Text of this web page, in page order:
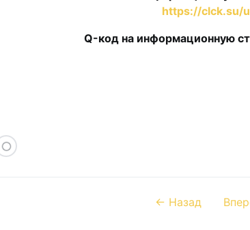
https://clck.su/
Q-код на информационную
← Назад